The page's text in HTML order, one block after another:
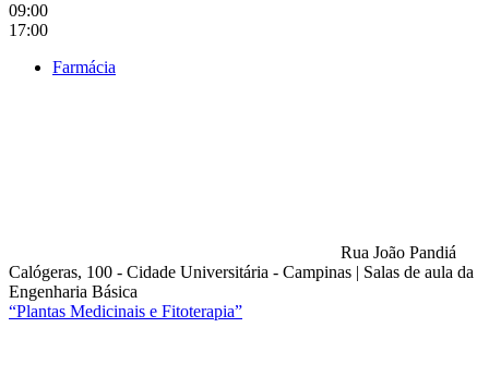
09:00
17:00
Farmácia
Rua João Pandiá
Calógeras, 100 - Cidade Universitária - Campinas | Salas de aula da
Engenharia Básica
“Plantas Medicinais e Fitoterapia”